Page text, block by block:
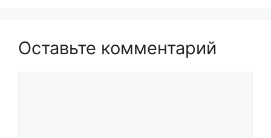
Оставьте комментарий